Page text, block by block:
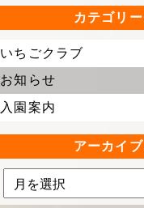
カテゴリー
いちごクラブ
お知らせ
入園案内
アーカイブ